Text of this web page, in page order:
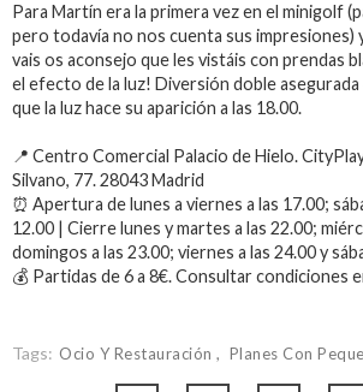
Para Martín era la primera vez en el minigolf
pero todavía no nos cuenta sus impresiones)
vais os aconsejo que les vistáis con prendas
el efecto de la luz! Diversión doble
que la luz hace su aparición a las 18.00.
📍 Centro Comercial Palacio de Hielo.
Silvano, 77. 28043 Madrid
⏰ Apertura de lunes a viernes a las 17.00;
12.00 | Cierre lunes y martes a las 22.00;
domingos a las 23.00; viernes a las 24.00 y
💰 Partidas de 6 a 8€. Consultar condiciones
Tags: Ocio Y Restauración Planes Con